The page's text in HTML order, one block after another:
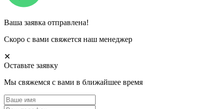
Ваша заявка отправлена!
Скоро с вами свяжется наш менеджер
✕
Оставьте заявку
Мы свяжемся с вами в ближайшее время